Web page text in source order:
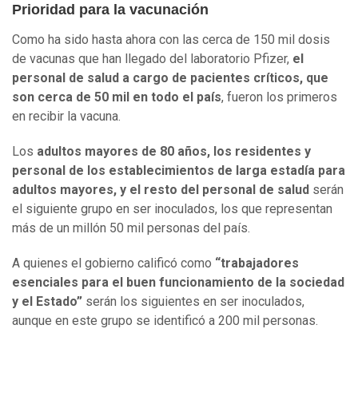
Prioridad para la vacunación
Como ha sido hasta ahora con las cerca de 150 mil dosis
de vacunas que han llegado del laboratorio Pfizer, el
personal de salud a cargo de pacientes críticos, que
son cerca de 50 mil en todo el país, fueron los primeros
en recibir la vacuna.
Los adultos mayores de 80 años, los residentes y
personal de los establecimientos de larga estadía para
adultos mayores, y el resto del personal de salud serán
el siguiente grupo en ser inoculados, los que representan
más de un millón 50 mil personas del país.
A quienes el gobierno calificó como “trabajadores
esenciales para el buen funcionamiento de la sociedad
y el Estado” serán los siguientes en ser inoculados,
aunque en este grupo se identificó a 200 mil personas.